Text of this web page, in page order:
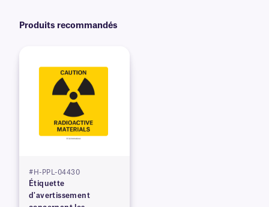
Produits recommandés
#H-PPL-04430
Étiquette
d'avertissement